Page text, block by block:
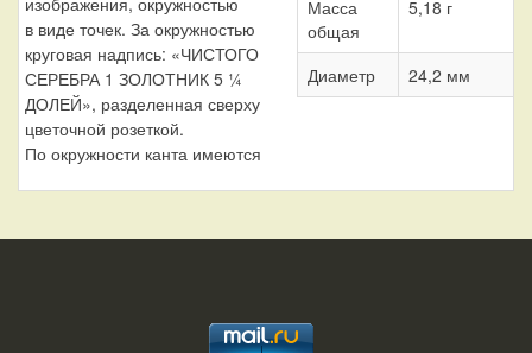
в виде точек. За окружностью
круговая надпись: «ЧИСТОГО
СЕРЕБРА 1 ЗОЛОТНИК 5 ¼
ДОЛЕЙ», разделенная сверху
цветочной розеткой.
По окружности канта имеются
Масса
общая
5,18 г
Диаметр 24,2 мм